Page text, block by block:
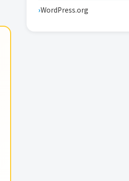
WordPress.org